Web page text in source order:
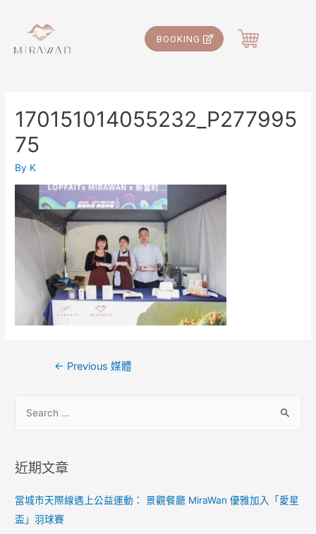
BOOKING
170151014055232_P277995
75
By K
← Previous 媒體
近期文章
當城市天際線遇上公益運動： 景觀餐廳 MiraWan 優雅加入「愛星
盃」羽球賽